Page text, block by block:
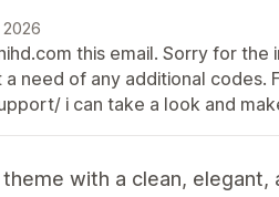
2026
this email. Sorry for
need of any additional
i can take a look and
with a clean,